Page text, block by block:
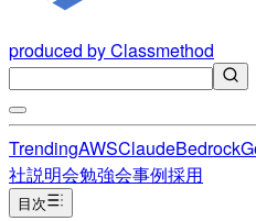
produced by Classmethod
TrendingAWSClaudeBedrock
社説明会勉強会事例採用
目次